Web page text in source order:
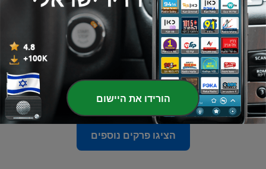
3543
-
ፈነወ ትግርኛ ቀዳም - መጋቢት 29, 2025
29 מרץ 2025
3542
-
ፈነወ ትግርኛ ዓርቢ - መጋቢት 28, 2025
28 מרץ 2025
3541
-
ፈነወ ትግርኛ ሓሙስ - መጋቢት 27, 2025
27 מרץ 2025
הציגו פרקים נוספים
הורידו את היישום